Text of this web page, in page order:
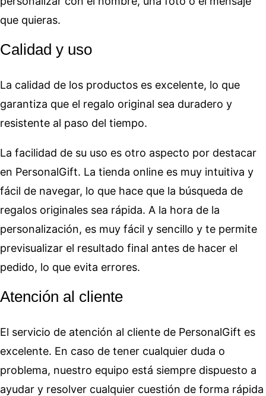
que quieras.
Calidad y uso
La calidad de los productos es excelente, lo que
garantiza que el regalo original sea duradero y
resistente al paso del tiempo.
La facilidad de su uso es otro aspecto por destacar
en PersonalGift. La tienda online es muy intuitiva y
fácil de navegar, lo que hace que la búsqueda de
regalos originales sea rápida. A la hora de la
personalización, es muy fácil y sencillo y te permite
previsualizar el resultado final antes de hacer el
pedido, lo que evita errores.
Atención al cliente
El servicio de atención al cliente de PersonalGift es
excelente. En caso de tener cualquier duda o
problema, nuestro equipo está siempre dispuesto a
ayudar y resolver cualquier cuestión de forma rápida